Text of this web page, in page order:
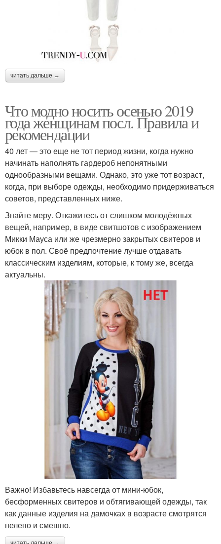
читать дальше →
Что модно носить осенью 2019
года женщинам посл. Правила и
рекомендации
40 лет — это еще не тот период жизни, когда нужно
начинать наполнять гардероб непонятными
однообразными вещами. Однако, это уже тот возраст,
когда, при выборе одежды, необходимо придерживаться
советов, представленных ниже.
Знайте меру. Откажитесь от слишком молодёжных
вещей, например, в виде свитшотов с изображением
Микки Мауса или же чрезмерно закрытых свитеров и
юбок в пол. Своё предпочтение лучше отдавать
классическим изделиям, которые, к тому же, всегда
актуальны.
Важно! Избавьтесь навсегда от мини-юбок,
бесформенных свитеров и обтягивающей одежды, так
как данные изделия на дамочках в возрасте смотрятся
нелепо и смешно.